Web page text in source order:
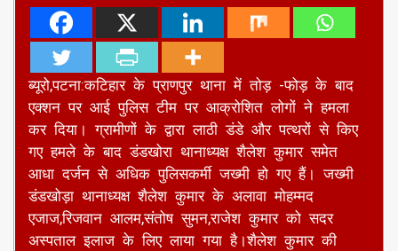
ब्यूरो,पटना:कटिहार के प्राणपुर थाना में तोड़ -फोड़ के बाद
एक्शन पर आई पुलिस टीम पर आक्रोशित लोगों ने हमला
कर दिया। ग्रामीणों के द्वारा लाठी डंडे और पत्थरों से किए
गए हमले के बाद डंडखोरा थानाध्यक्ष शैलेश कुमार समेत
आधा दर्जन से अधिक पुलिसकर्मी जख्मी हो गए हैं। जख्मी
डंडखोड़ा थानाध्यक्ष शैलेश कुमार के अलावा मोहम्मद
एजाज,रिजवान आलम,संतोष सुमन,राजेश कुमार को सदर
अस्पताल इलाज के लिए लाया गया है।शैलेश कुमार की